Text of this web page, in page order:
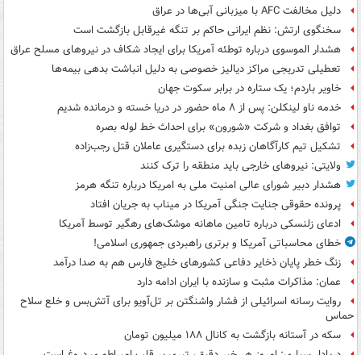
دلیل مخالفت AFC با میزبانی آبی‌ها در عراق
سخنگوی ارتش: نظم ایرانی حاکم بر تنگه غیرقابل بازگشت است
هشدار الموسوی درباره توطئه آمریکا برای ایجاد شکاف در نیروهای مسلح عراق
تعطیلی تدریجی مراکز دیالیز خصوصی به دلیل انباشت بدهی بیمه‌ها
خاویر باردم؛ یک ستاره در برابر سکوت جهان
خدمه ناو لینکلن: پس از ۸ ماه حضور در دریا خسته و درمانده‌ شدیم
توافق بغداد و شرکت «شورون» برای احداث خط لوله بصره
تشکیل تیم کارآگاهان زبده برای دستگیری عاملان قتل رجب‌زاده
ولایتی: نیروهای خارجی باید منطقه را ترک کنند
هشدار دبیر شورای عالی امنیت ملی به امریکا درباره تنگه هرمز
پرونده حقوقی جنایت جنگی آمریکا در میناب به جریان افتاد
ادعای زلنسکی درباره تامین ماهانه موشک‌های رهگیر توسط آمریکا
خطای محاسباتی آمریکا و برتری راهبردی جمهوری اسلامی!
زنگ خطر پایان ذخایر دفاعی کشورهای خلیج فارس هم به صدا درآمد
عمان: مذاکرات مثبت و سازنده با ایران ادامه دارد
روایت رسانه اسرائیلی از فشار واشنگتن بر تل‌آویو برای آتش‌بس و خلع سلاح
حماس
سکه در آستانه بازگشت به کانال ۱۸۸ میلیون تومان